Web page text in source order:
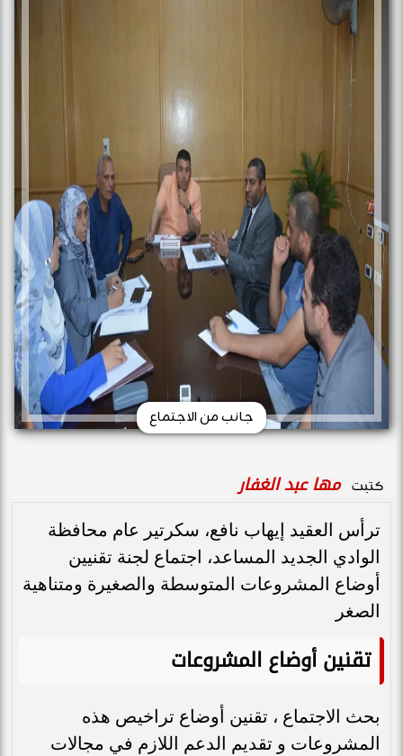
جانب من الاجتماع
كتبت مها عبد الغفار
ترأس العقيد إيهاب نافع، سكرتير عام محافظة
الوادي الجديد المساعد، اجتماع لجنة تقنيين
أوضاع المشروعات المتوسطة والصغيرة ومتناهية
الصغر
تقنين أوضاع المشروعات
بحث الاجتماع ، تقنين أوضاع تراخيص هذه
المشروعات و تقديم الدعم اللازم في مجالات